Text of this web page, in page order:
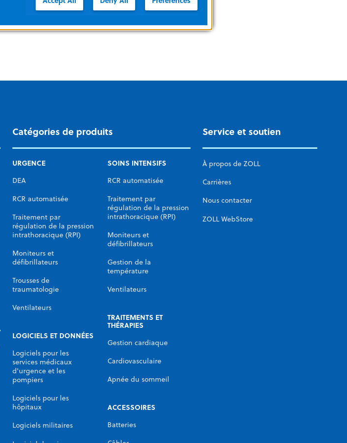
Catégories de produits
URGENCE
DEA
RCR automatisée
Traitement par
régulation de la pression
intrathoracique (RPI)
Moniteurs et
défibrillateurs
Trousses de
traumatologie
Ventilateurs
SOINS INTENSIFS
RCR automatisée
Traitement par
régulation de la pression
intrathoracique (RPI)
Moniteurs et
défibrillateurs
Gestion de la
température
Ventilateurs
TRAITEMENTS ET
THÉRAPIES
Gestion cardiaque
Cardiovasculaire
Apnée du sommeil
LOGICIELS ET DONNÉES
Logiciels pour les
services médicaux
d'urgence et les
pompiers
Logiciels pour les
hôpitaux
Logiciels militaires
ACCESSOIRES
Batteries
Service et soutien
À propos de ZOLL
Carrières
Nous contacter
ZOLL WebStore